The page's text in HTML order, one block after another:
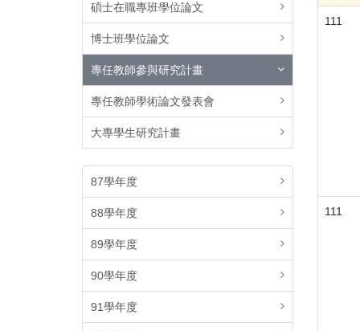
碩士在職專班學位論文
博士班學位論文
專任教師參與研究計畫
專任教師學術論文發表會
大專學生研究計畫
87學年度
88學年度
89學年度
90學年度
91學年度
111
111